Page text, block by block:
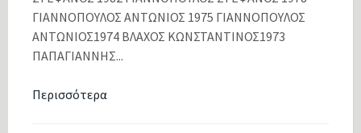
ΓΙΑΝΝΟΠΟΥΛΟΣ ΑΝΤΩΝΙΟΣ 1975 ΓΙΑΝΝΟΠΟΥΛΟΣ
ΑΝΤΩΝΙΟΣ1974 ΒΛΑΧΟΣ ΚΩΝΣΤΑΝΤΙΝΟΣ1973
ΠΑΠΑΓΙΑΝΝΗΣ...
Περισσότερα